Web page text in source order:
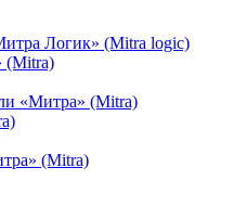
Логик» (Mitra logic)
(Mitra)
«Митра» (Mitra)
(Mitra)